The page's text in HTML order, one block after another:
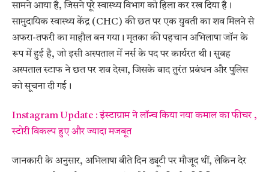
सामने आया है, जिसने पूरे स्वास्थ्य विभाग को हिला कर रख दिया है।
सामुदायिक स्वास्थ्य केंद्र (CHC) की छत पर एक युवती का शव मिलने से
अफरा-तफरी का माहौल बन गया। मृतका की पहचान अभिलाषा जॉन के
रूप में हुई है, जो इसी अस्पताल में नर्स के पद पर कार्यरत थी। सुबह
अस्पताल स्टाफ ने छत पर शव देखा, जिसके बाद तुरंत प्रबंधन और पुलिस
को सूचना दी गई।
Instagram Update : इंस्टाग्राम ने लॉन्च किया नया कमाल का फीचर ,
स्टोरी विकल्प हुए और ज्यादा मजबूत
जानकारी के अनुसार, अभिलाषा बीते दिन ड्यूटी पर मौजूद थीं, लेकिन देर